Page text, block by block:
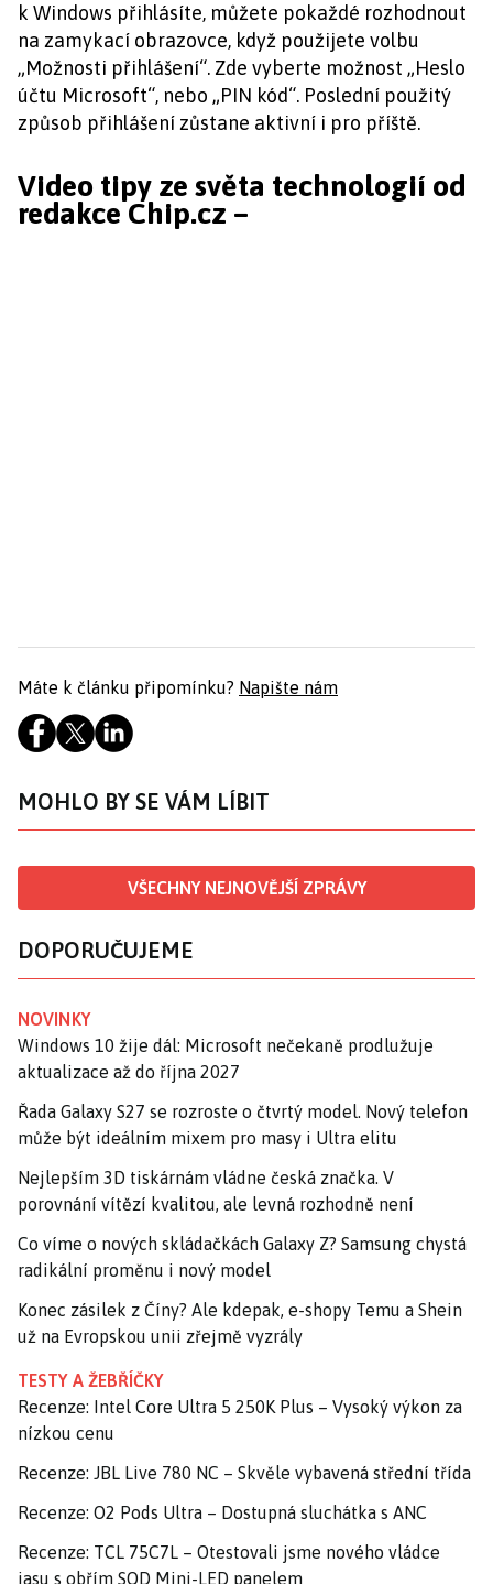
k Windows přihlásíte, můžete pokaždé rozhodnout
na zamykací obrazovce, když použijete volbu
„Možnosti přihlášení“. Zde vyberte možnost „Heslo
účtu Microsoft“, nebo „PIN kód“. Poslední použitý
způsob přihlášení zůstane aktivní i pro příště.
Video tipy ze světa technologií od
redakce Chip.cz –
Máte k článku připomínku? Napište nám
MOHLO BY SE VÁM LÍBIT
VŠECHNY NEJNOVĚJŠÍ ZPRÁVY
DOPORUČUJEME
NOVINKY
Windows 10 žije dál: Microsoft nečekaně prodlužuje
aktualizace až do října 2027
Řada Galaxy S27 se rozroste o čtvrtý model. Nový telefon
může být ideálním mixem pro masy i Ultra elitu
Nejlepším 3D tiskárnám vládne česká značka. V
porovnání vítězí kvalitou, ale levná rozhodně není
Co víme o nových skládačkách Galaxy Z? Samsung chystá
radikální proměnu i nový model
Konec zásilek z Číny? Ale kdepak, e-shopy Temu a Shein
už na Evropskou unii zřejmě vyzrály
TESTY A ŽEBŘÍČKY
Recenze: Intel Core Ultra 5 250K Plus – Vysoký výkon za
nízkou cenu
Recenze: JBL Live 780 NC – Skvěle vybavená střední třída
Recenze: O2 Pods Ultra – Dostupná sluchátka s ANC
Recenze: TCL 75C7L – Otestovali jsme nového vládce
jasu s obřím SQD Mini-LED panelem